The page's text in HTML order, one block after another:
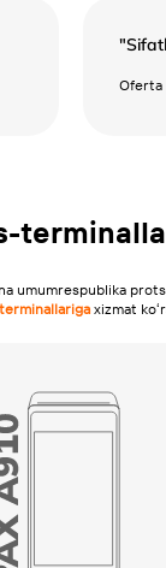
Oferta
umumrespublika
xizmat